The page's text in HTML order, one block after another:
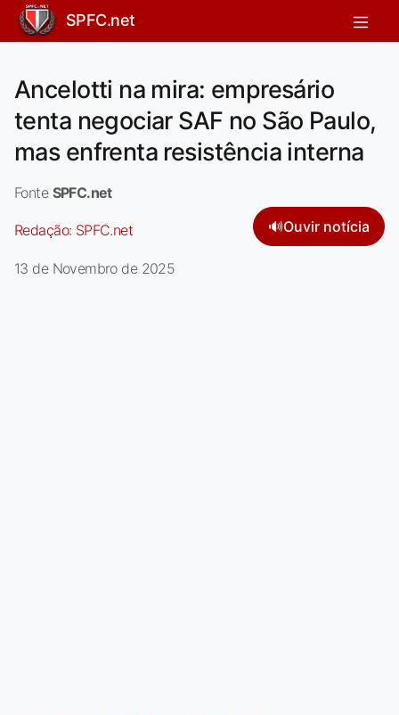
SPFC.net
Ancelotti na mira: empresário
tenta negociar SAF no São Paulo,
mas enfrenta resistência interna
Fonte SPFC.net
Redação: SPFC.net 🔊Ouvir notícia
13 de Novembro de 2025